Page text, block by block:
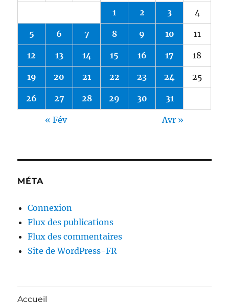
1 2 3 4
5 6 7 8 9 10 11
12 13 14 15 16 17 18
19 20 21 22 23 24 25
26 27 28 29 30 31
« Fév Avr »
MÉTA
Connexion
Flux des publications
Flux des commentaires
Site de WordPress-FR
Accueil